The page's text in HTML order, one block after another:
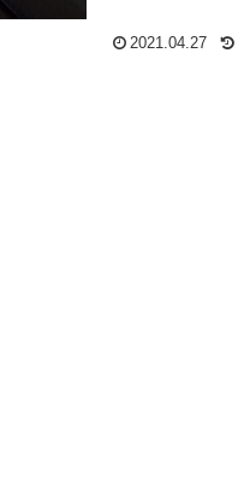
2021.04.27